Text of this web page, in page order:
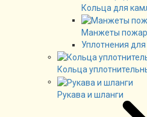
Кольца для
Манжеты
Уплотнения
Кольца
Рукава и шланги